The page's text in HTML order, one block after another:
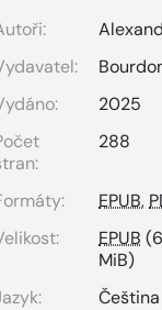
2025
288
EPUB,
EPUB
MiB)
Čeština